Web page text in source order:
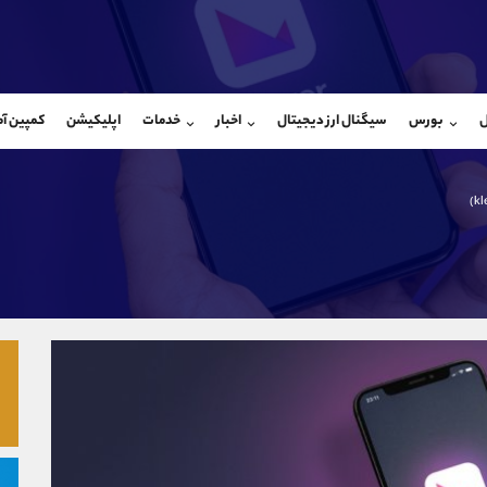
بورس سیگنال ارز دیجیتال اخبار خدمات اپلیکیشن کمپین